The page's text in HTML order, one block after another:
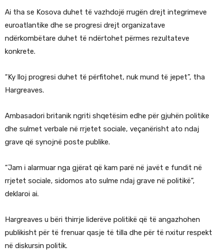
Ai tha se Kosova duhet të vazhdojë rrugën drejt integrimeve
euroatlantike dhe se progresi drejt organizatave
ndërkombëtare duhet të ndërtohet përmes rezultateve
konkrete.
“Ky lloj progresi duhet të përfitohet, nuk mund të jepet”, tha
Hargreaves.
Ambasadori britanik ngriti shqetësim edhe për gjuhën politike
dhe sulmet verbale në rrjetet sociale, veçanërisht ato ndaj
grave që synojnë poste publike.
“Jam i alarmuar nga gjërat që kam parë në javët e fundit në
rrjetet sociale, sidomos ato sulme ndaj grave në politikë”,
deklaroi ai.
Hargreaves u bëri thirrje liderëve politikë që të angazhohen
publikisht për të frenuar qasje të tilla dhe për të nxitur respekt
në diskursin politik.